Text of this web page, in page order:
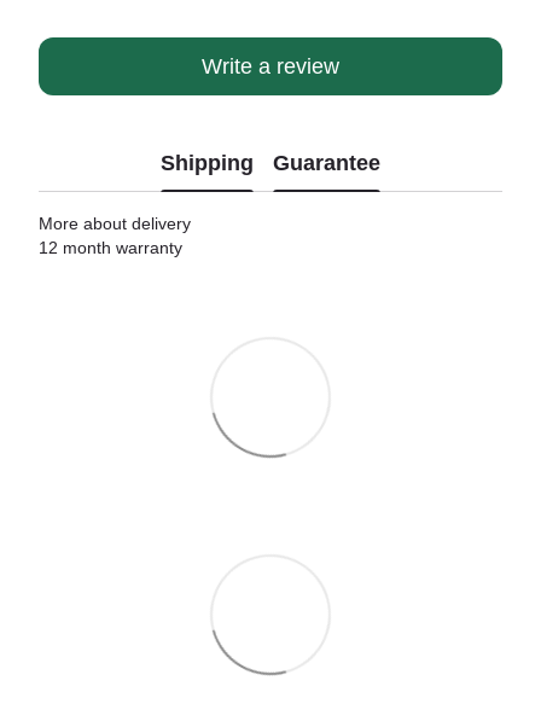
Write a review
Shipping Guarantee
More about delivery
12 month warranty